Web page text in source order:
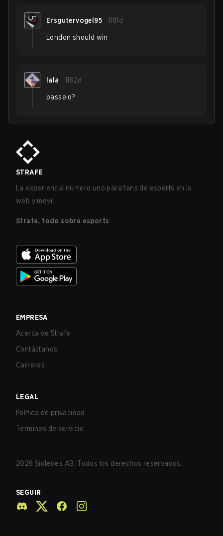
Ersgutervogel95 1181d
London should win
lala 1182d
passeio?
STRAFE
La experiencia número uno para fans de esports en la
web y móvil.
Strafe, todo sobre esports
EMPRESA
Acerca de Strafe
Contáctanos
Carreras
LEGAL
Política de privacidad
Términos de servicio
2026 Sidledes AB. Todos los derechos reservados.
SEGUIR